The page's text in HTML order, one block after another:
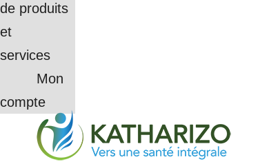
de produits
et
services
Mon
compte